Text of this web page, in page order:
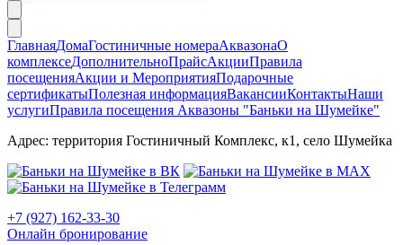
ГлавнаяДомаГостиничные номераАквазонаО
комплексеДополнительноПрайсАкцииПравила
посещенияАкции и МероприятияПодарочные
сертификатыПолезная информацияВакансииКонтактыНаши
услугиПравила посещения Аквазоны "Баньки на Шумейке"
Адрес: территория Гостиничный Комплекс, к1, село Шумейка
+7 (927) 162-33-30
Онлайн бронирование